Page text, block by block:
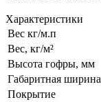
Характеристики
Вес кг/м.п
Вес, кг/м²
Высота гофры, мм
Габаритная
Покрытие